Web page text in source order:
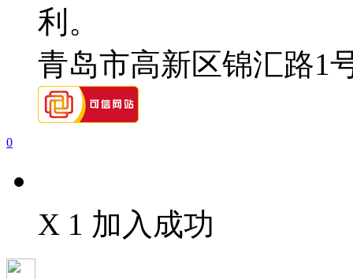
利。
青岛市高新区锦汇路1
0
X 1 加入成功